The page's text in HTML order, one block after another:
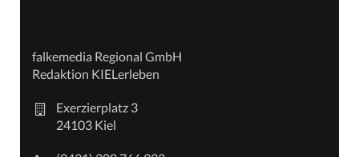
falkemedia Regional GmbH
Redaktion KIELerleben
Exerzierplatz 3
24103 Kiel